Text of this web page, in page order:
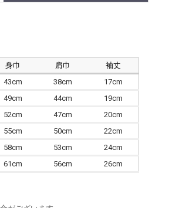
身巾 肩巾
袖丈
43cm 38cm
17cm
49cm 44cm
19cm
52cm 47cm
20cm
55cm 50cm
22cm
58cm 53cm
24cm
61cm 56cm 26cm